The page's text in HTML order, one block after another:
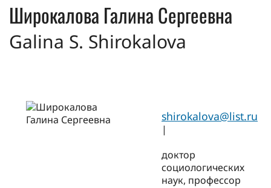
Широкалова Галина Сергеевна
Galina S. Shirokalova
shirokalova@list.ru
|
доктор
социологических
наук, профессор